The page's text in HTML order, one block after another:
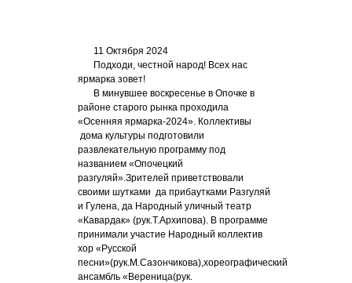
11 Октября 2024
Подходи, честной народ! Всех нас
ярмарка зовет!
В минувшее воскресенье в Опочке в
районе старого рынка проходила
«Осенняя ярмарка-2024». Коллективы
дома культуры подготовили
развлекательную программу под
названием «Опочецкий
разгуляй».Зрителей приветствовали
своими шутками да прибаутками Разгуляй
и Гулена, да Народный уличный театр
«Кавардак» (рук.Т.Архипова). В программе
принимали участие Народный коллектив
хор «Русской
песни»(рук.М.Сазончикова),хореографический
ансамбль «Вереница(рук.